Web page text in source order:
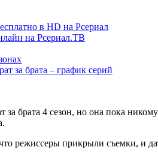
в HD на Рсериал
на Рсериал.ТВ
за брата – график серий
за брата 4 сезон, но она пока
режиссеры прикрыли съемки, и